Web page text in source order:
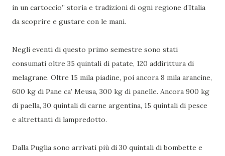
in un cartoccio” storia e tradizioni di ogni regione d’Italia
da scoprire e gustare con le mani.
Negli eventi di questo primo semestre sono stati
consumati oltre 35 quintali di patate, 120 addirittura di
melagrane. Oltre 15 mila piadine, poi ancora 8 mila arancine,
600 kg di Pane ca’ Meusa, 300 kg di panelle. Ancora 900 kg
di paella, 30 quintali di carne argentina, 15 quintali di pesce
e altrettanti di lampredotto.
Dalla Puglia sono arrivati più di 30 quintali di bombette e